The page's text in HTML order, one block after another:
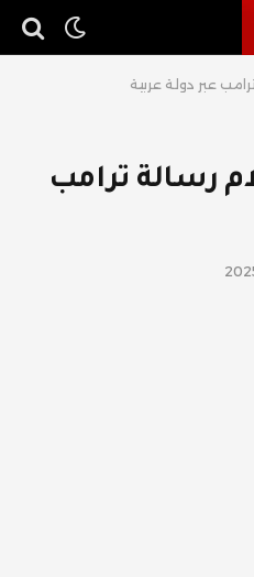
ترامب عبر دولة عربية
رسالة ترامب